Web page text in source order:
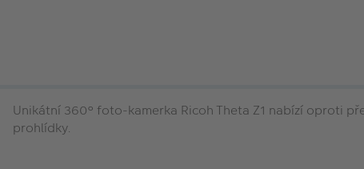
Unikátní 360° foto-kamerka Ricoh Theta Z1 nabízí oproti
prohlídky.